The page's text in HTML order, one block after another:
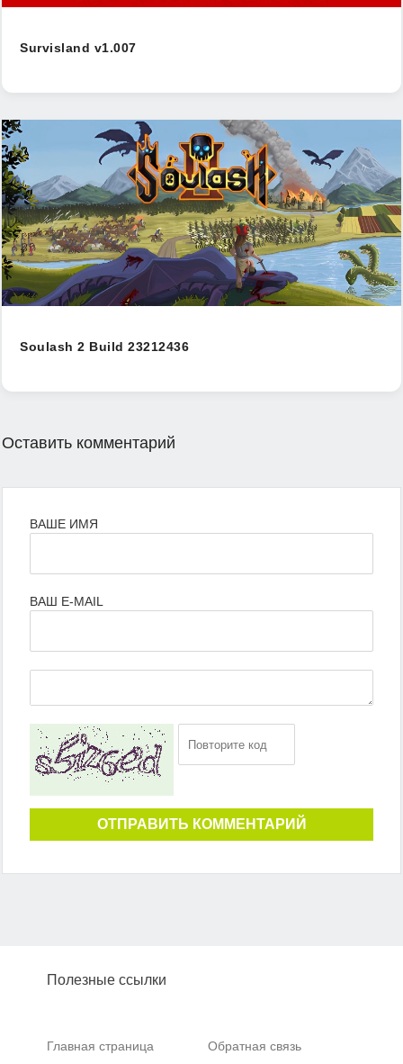
Survisland v1.007
Soulash 2 Build 23212436
Оставить комментарий
ВАШЕ ИМЯ
ВАШ E-MAIL
ОТПРАВИТЬ КОММЕНТАРИЙ
Полезные ссылки
Главная страница Обратная связь